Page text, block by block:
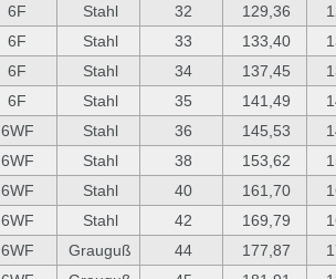
6F Stahl 32 129,36
6F Stahl 33 133,40
6F Stahl 34 137,45
6F Stahl 35 141,49
6WF Stahl 36 145,53
6WF Stahl 38 153,62
6WF Stahl 40 161,70
6WF Stahl 42 169,79
6WF Grauguß 44 177,87